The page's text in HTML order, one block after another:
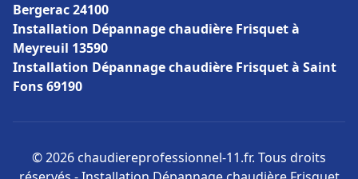
Bergerac 24100
Installation Dépannage chaudière Frisquet à
Meyreuil 13590
Installation Dépannage chaudière Frisquet à Saint
Fons 69190
© 2026 chaudiereprofessionnel-11.fr. Tous droits